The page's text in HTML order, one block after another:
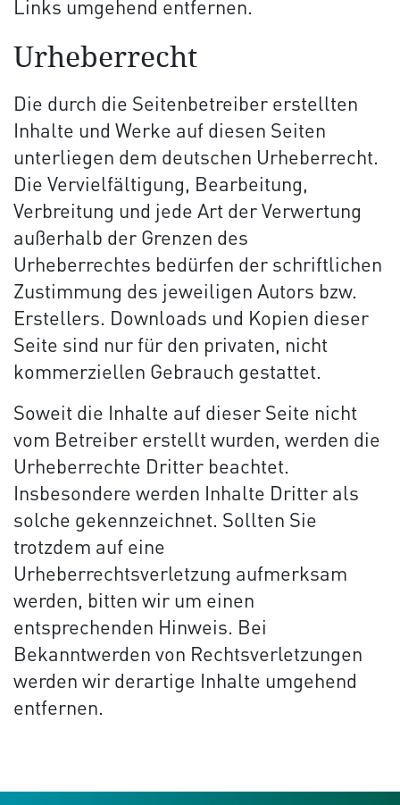
Links umgehend entfernen.
Urheberrecht
Die durch die Seitenbetreiber erstellten
Inhalte und Werke auf diesen Seiten
unterliegen dem deutschen Urheberrecht.
Die Vervielfältigung, Bearbeitung,
Verbreitung und jede Art der Verwertung
außerhalb der Grenzen des
Urheberrechtes bedürfen der schriftlichen
Zustimmung des jeweiligen Autors bzw.
Erstellers. Downloads und Kopien dieser
Seite sind nur für den privaten, nicht
kommerziellen Gebrauch gestattet.
Soweit die Inhalte auf dieser Seite nicht
vom Betreiber erstellt wurden, werden die
Urheberrechte Dritter beachtet.
Insbesondere werden Inhalte Dritter als
solche gekennzeichnet. Sollten Sie
trotzdem auf eine
Urheberrechtsverletzung aufmerksam
werden, bitten wir um einen
entsprechenden Hinweis. Bei
Bekanntwerden von Rechtsverletzungen
werden wir derartige Inhalte umgehend
entfernen.